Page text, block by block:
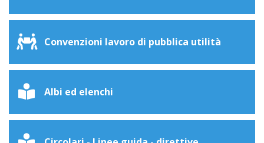
Convenzioni lavoro di pubblica utilità
Albi ed elenchi